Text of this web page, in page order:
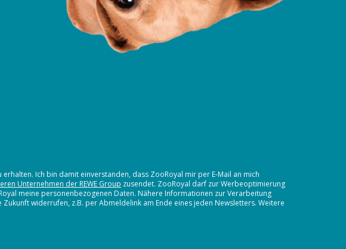
erhalten. Ich bin damit einverstanden, dass ZooRoyal mir per E-Mail an mich
Unternehmen der REWE Group zusendet. ZooRoyal darf zur Werbeoptimierung
meine personenbezogenen Daten. Nähere Informationen zur Verarbeitung
widerrufen, z.B. per Abmeldelink am Ende eines jeden Newsletters. Weitere